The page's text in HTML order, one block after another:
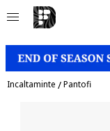
Incaltaminte /Pantofi